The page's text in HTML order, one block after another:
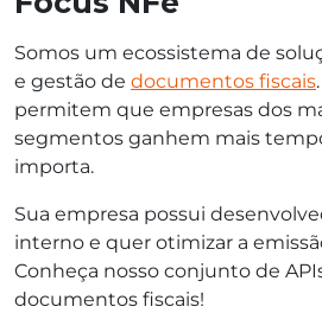
Somos um ecossistema de
e gestão de documentos fiscais
permitem que empresas dos
segmentos ganhem mais
importa.
Sua empresa possui
interno e quer otimizar a
Conheça nosso conjunto de
documentos fiscais!